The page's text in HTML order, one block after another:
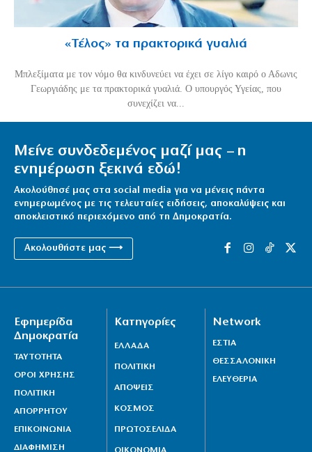
«Τέλος» τα πρακτορικά γυαλιά
Μπλεξίματα με τον νόμο θα κινδυνεύει να έχει σε λίγο καιρό ο Αδωνις
Γεωργιάδης με τα πρακτορικά γυαλιά. Ο υπουργός Υγείας, που
συνεχίζει να...
Μείνε συνδεδεμένος μαζί μας – η
ενημέρωση ξεκινά εδώ!
Ακολούθησέ μας στα social media για να μένεις πάντα
ενημερωμένος με τις τελευταίες ειδήσεις, αποκαλύψεις και
αποκλειστικό περιεχόμενο από τη Δημοκρατία.
Ακολουθήστε μας ⟶
Εφημερίδα
Δημοκρατία
ΤΑΥΤΟΤΗΤΑ
ΟΡΟΙ ΧΡΗΣΗΣ
ΠΟΛΙΤΙΚΗ
ΑΠΟΡΡΗΤΟΥ
ΕΠΙΚΟΙΝΩΝΙΑ
ΔΙΑΦΗΜΙΣΗ
Κατηγορίες
ΕΛΛΑΔΑ
ΠΟΛΙΤΙΚΗ
ΑΠΟΨΕΙΣ
ΚΟΣΜΟΣ
ΠΡΩΤΟΣΕΛΙΔΑ
Network
ΕΣΤΙΑ
ΘΕΣΣΑΛΟΝΙΚΗ
ΕΛΕΥΘΕΡΙΑ